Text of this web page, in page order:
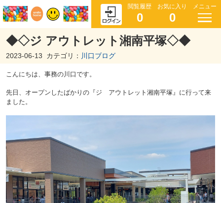
閲覧履歴
0
お気に入り
0
メニュー
◆◇ジ アウトレット湘南平塚◇◆
2023-06-13 カテゴリ： 川口ブログ
こんにちは、事務の川口です。
先日、オープンしたばかりの『ジ アウトレット湘南平塚』に行って来
ました。